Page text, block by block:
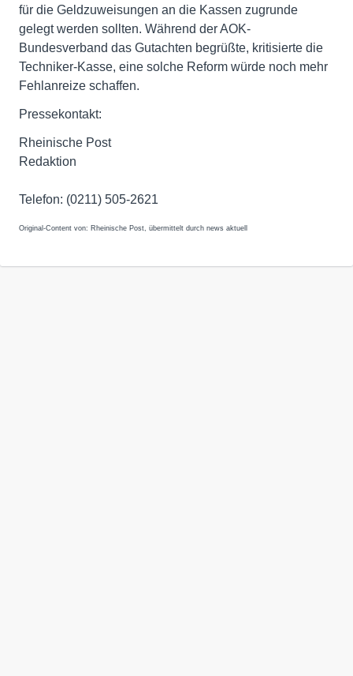
für die Geldzuweisungen an die Kassen zugrunde
gelegt werden sollten. Während der AOK-
Bundesverband das Gutachten begrüßte, kritisierte die
Techniker-Kasse, eine solche Reform würde noch mehr
Fehlanreize schaffen.
Pressekontakt:
Rheinische Post
Redaktion
Telefon: (0211) 505-2621
Original-Content von: Rheinische Post, übermittelt durch news aktuell